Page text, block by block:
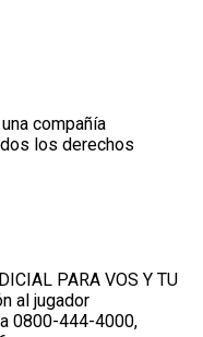
compañía
los derechos
PARA VOS Y TU
al jugador
0800-444-4000,